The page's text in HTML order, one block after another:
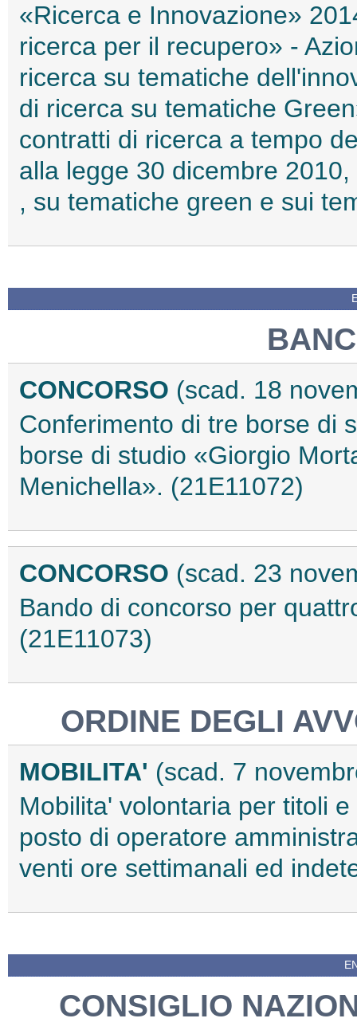
«Ricerca e Innovazione»
ricerca per il recupero» -
ricerca su tematiche
di ricerca su tematiche
contratti di ricerca a tempo
alla legge 30 dicembre
, su tematiche green e sui
CONCORSO (scad. 18
Conferimento di tre borse di
borse di studio «Giorgio
Menichella». (21E11072)
CONCORSO (scad. 23
Bando di concorso per
(21E11073)
ORDINE DEGLI
MOBILITA' (scad. 7
Mobilita' volontaria per titoli
posto di operatore
venti ore settimanali ed
CONSIGLIO